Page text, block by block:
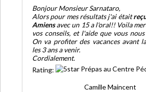
Bonjour Monsieur Sarnataro,
Alors pour mes résultats j'ai était
Amiensavec un 15 a l'oral!! Voila
vos conseils, et l'aide que vous
On va profiter des vacances avant
les 3 ans a venir.
Cordialement.
Rating:
Camille Maincent